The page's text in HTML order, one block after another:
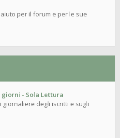
per il forum e per le sue
- Sola Lettura
giornaliere degli iscritti e sugli